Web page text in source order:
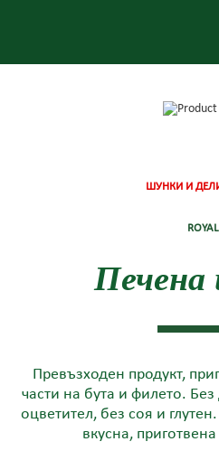
ШУНКИ И
ROYAL
Печена
Превъзходен продукт,
части на бута и филето.
оцветител, без соя и
вкусна,